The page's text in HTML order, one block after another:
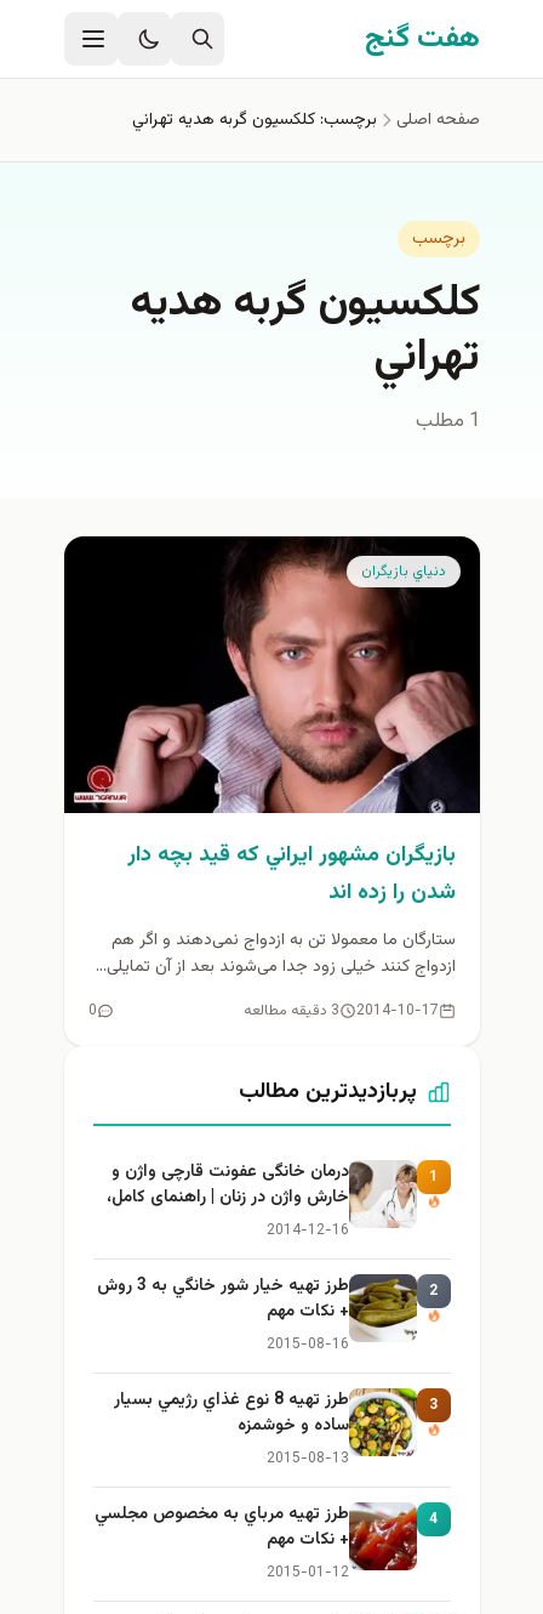
رفتن به محتوای اصلی
هفت گنج
صفحه اصلی برچسب: كلكسيون گربه هديه تهراني
برچسب
كلكسيون گربه هديه
تهراني
1 مطلب
دنياي بازيگران
بازيگران مشهور ايراني كه قيد بچه دار
شدن را زده اند
ستارگان ما معمولا تن به ازدواج نمی‌دهند و اگر هم
ازدواج کنند خیلی زود جدا می‌شوند بعد از آن تمایلی...
2014-10-17 3 دقیقه مطالعه 0
پربازدیدترین مطالب
1
درمان خانگی عفونت قارچی واژن و
خارش واژن در زنان | راهنمای کامل،
ایمن و کاربردی
2014-12-16
2
طرز تهيه خیار شور خانگي به 3 روش
+ نكات مهم
2015-08-16
3
طرز تهيه 8 نوع غذاي رژيمي بسيار
ساده و خوشمزه
2015-08-13
4
طرز تهيه مرباي به مخصوص مجلسي
+ نكات مهم
2015-01-12